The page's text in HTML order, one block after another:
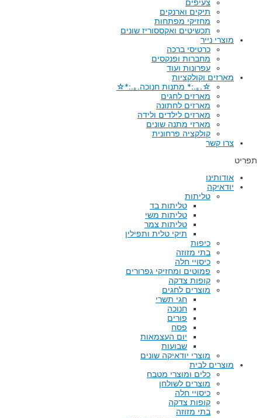
צעיפים
תיקים וארנקים
מחזיקי מפתחות
תכשיטים ואקססוריז שונים
מוצרי נייר
כרטיסי ברכה
מחברות ופנקסים
עפרונות ועוד
מארזים וקולקציות
☆.｡.:* מתנות חנוכה.｡.:*☆
מארזים לחגים
מארזים לחתונה
מארזים לילדים ולידה
מארזי מתנה שונים
קולקציה פרחונית
צרו קשר
תפריט
אודותינו
יודאיקה
טליתות
טליתות בד
טליתות משי
טליתות צמר
תיקי טלית ותפילין
כיפות
בתי מזוזה
כיסויי חלה
פמוטים ומחזיקי גפרורים
קופות צדקה
מוצרים לחגים
חגי תשרי
חנוכה
פורים
פסח
יום העצמאות
שבועות
מוצרי יודאיקה שונים
מוצרים לבית
כלים ומוצרי מטבח
מוצרים לשולחן
כיסויי חלה
קופות צדקה
בתי מזוזה